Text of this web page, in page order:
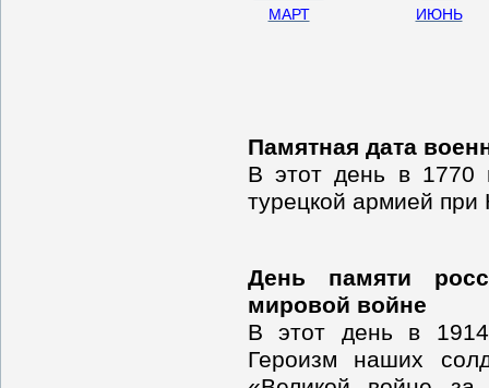
МАРТ
ИЮНЬ
Памятная дата
В этот день в 1770
турецкой армией при
День памяти
мировой войне
В этот день в 1914
Героизм наших